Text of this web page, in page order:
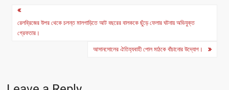
Post
navigation
রেলব্রিজের উপর থেকে চলন্ত মালগাড়িতে আট বছরের বালককে ছুঁড়ে ফেলার ঘটনায় অভিযুক্ত
গ্রেফতার।
আসানসোলের ঐতিহ্যবাহী পোল মাঠকে বাঁচানোর উদ্যোগ।